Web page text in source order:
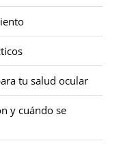
tu salud ocular
y cuándo se